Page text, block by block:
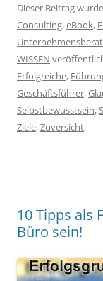
Dieser Beitrag
Consulting,eBook,
WISSEN
Erfolgreiche,
Geschäftsführer,
Selbstbewusstsein,
Ziele,Zuversicht.
10 Tipps als
Büro sein!